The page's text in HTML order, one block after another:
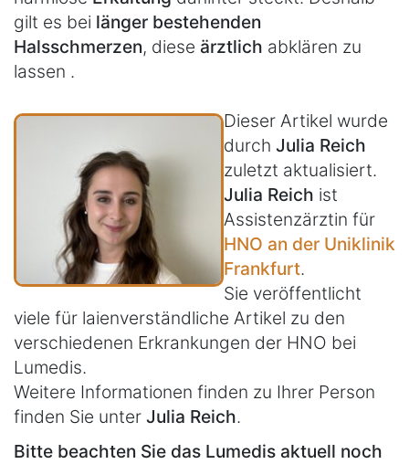
gilt es bei länger bestehenden
Halsschmerzen, diese ärztlich abklären zu
lassen .
Dieser Artikel wurde
durch Julia Reich
zuletzt aktualisiert.
Julia Reich ist
Assistenzärztin für
HNO an der Uniklinik
Frankfurt.
Sie veröffentlicht
viele für laienverständliche Artikel zu den
verschiedenen Erkrankungen der HNO bei
Lumedis.
Weitere Informationen finden zu Ihrer Person
finden Sie unter Julia Reich.
Bitte beachten Sie das Lumedis aktuell noch